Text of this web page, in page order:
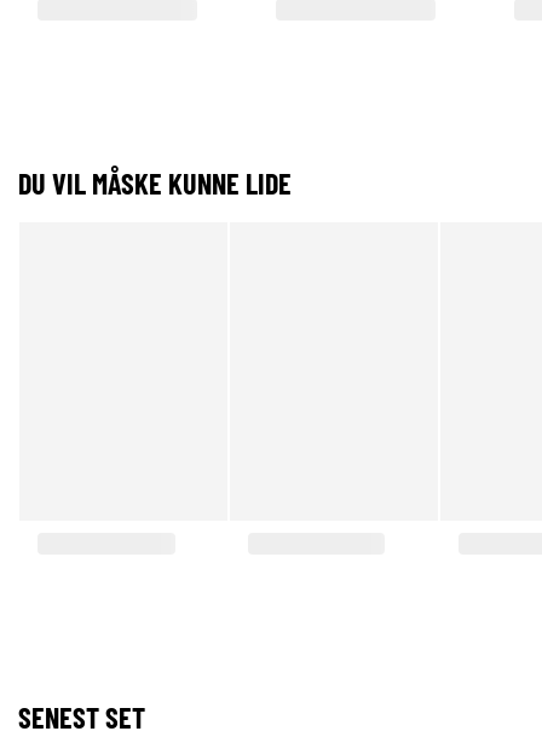
DU VIL MÅSKE KUNNE LIDE
SENEST SET